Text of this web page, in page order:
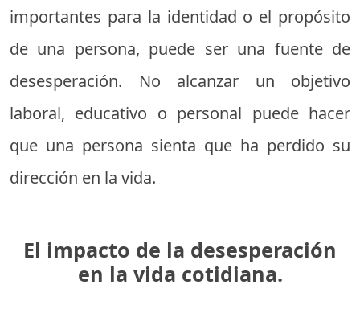
importantes para la identidad o el propósito
de una persona, puede ser una fuente de
desesperación. No alcanzar un objetivo
laboral, educativo o personal puede hacer
que una persona sienta que ha perdido su
dirección en la vida.
El impacto de la desesperación
en la vida cotidiana.